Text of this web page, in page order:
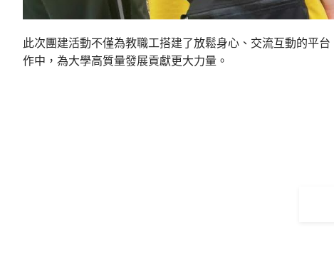
此次團建活動不僅為教職工搭建了放鬆身心、交流互動的平台
作中，為大學高質量發展貢獻更大力量。